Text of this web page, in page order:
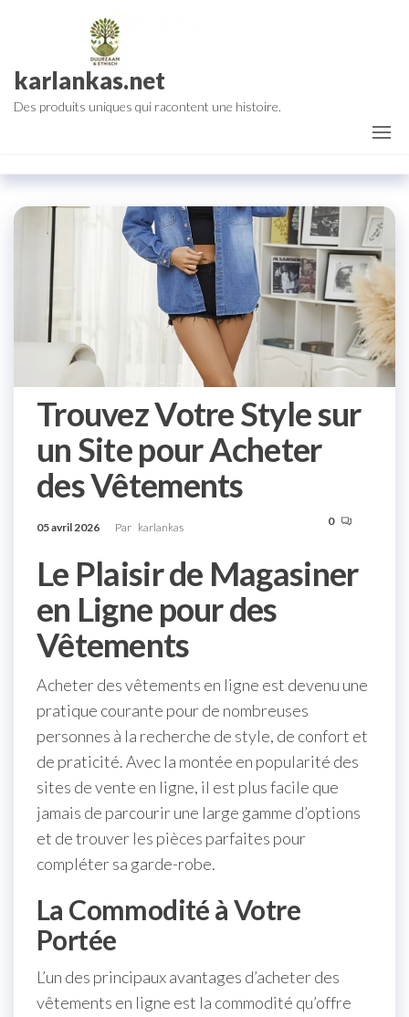
karlankas.net
Des produits uniques qui racontent une histoire.
Trouvez Votre Style sur
un Site pour Acheter
des Vêtements
05 avril 2026 Par karlankas 0
Le Plaisir de Magasiner
en Ligne pour des
Vêtements
Acheter des vêtements en ligne est devenu une
pratique courante pour de nombreuses
personnes à la recherche de style, de confort et
de praticité. Avec la montée en popularité des
sites de vente en ligne, il est plus facile que
jamais de parcourir une large gamme d’options
et de trouver les pièces parfaites pour
compléter sa garde-robe.
La Commodité à Votre
Portée
L’un des principaux avantages d’acheter des
vêtements en ligne est la commodité qu’offre